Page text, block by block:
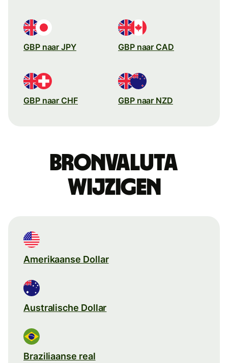
GBP naar JPY GBP naar CAD
GBP naar CHF GBP naar NZD
Bronvaluta
wijzigen
Amerikaanse Dollar
Australische Dollar
Braziliaanse real